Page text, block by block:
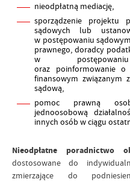
nieodpłatną mediację,
sporządzenie projektu
sądowych lub
w postępowaniu
prawnego, doradcy
w postępowaniu
oraz poinformowanie
finansowym związanym
sądową,
pomoc prawną
jednoosobową
innych osób w ciągu
Nieodpłatne poradnictwo
dostosowane do
zmierzające do